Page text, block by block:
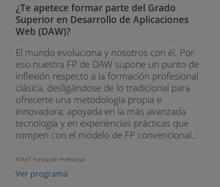
¿Te apetece formar parte del Grado
Superior en Desarrollo de Aplicaciones
Web (DAW)?
El mundo evoluciona y nosotros con él. Por
eso nuestra FP de DAW supone un punto de
inflexión respecto a la formación profesional
clásica, desligándose de lo tradicional para
ofrecerte una metodología propia e
innovadora, apoyada en la más avanzada
tecnología y en experiencias prácticas que
rompen con el modelo de FP convencional...
XTART Formación Profesional
Ver programa